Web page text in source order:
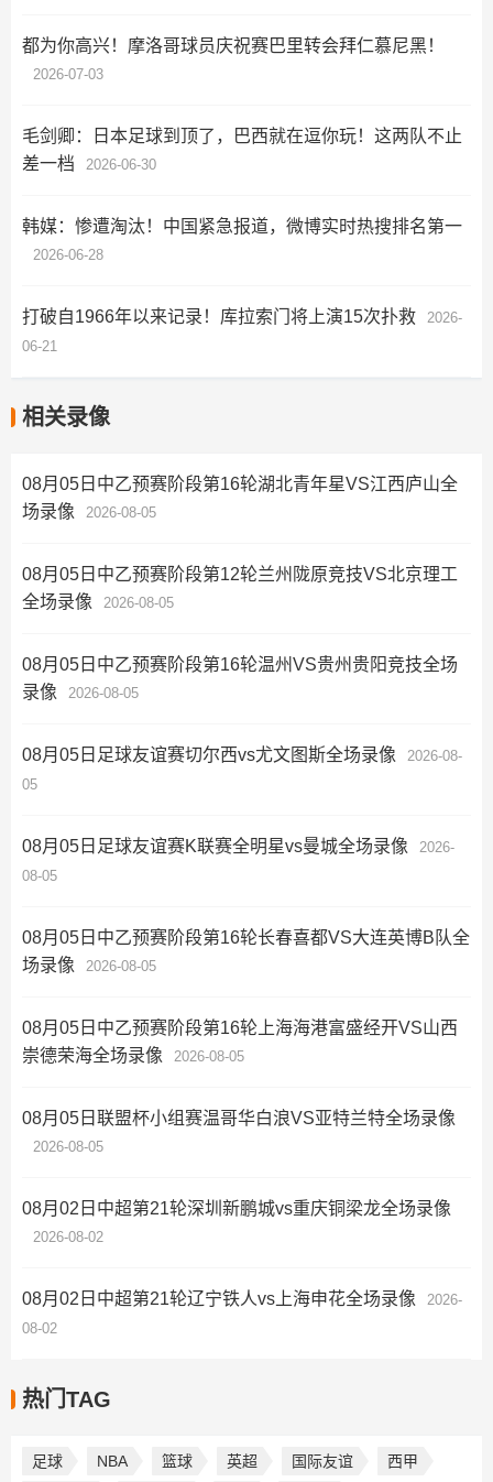
都为你高兴！摩洛哥球员庆祝赛巴里转会拜仁慕尼黑！
2026-07-03
毛剑卿：日本足球到顶了，巴西就在逗你玩！这两队不止
差一档
2026-06-30
韩媒：惨遭淘汰！中国紧急报道，微博实时热搜排名第一
2026-06-28
打破自1966年以来记录！库拉索门将上演15次扑救
2026-
06-21
相关录像
08月05日中乙预赛阶段第16轮湖北青年星VS江西庐山全
场录像
2026-08-05
08月05日中乙预赛阶段第12轮兰州陇原竞技VS北京理工
全场录像
2026-08-05
08月05日中乙预赛阶段第16轮温州VS贵州贵阳竞技全场
录像
2026-08-05
08月05日足球友谊赛切尔西vs尤文图斯全场录像
2026-08-
05
08月05日足球友谊赛K联赛全明星vs曼城全场录像
2026-
08-05
08月05日中乙预赛阶段第16轮长春喜都VS大连英博B队全
场录像
2026-08-05
08月05日中乙预赛阶段第16轮上海海港富盛经开VS山西
崇德荣海全场录像
2026-08-05
08月05日联盟杯小组赛温哥华白浪VS亚特兰特全场录像
2026-08-05
08月02日中超第21轮深圳新鹏城vs重庆铜梁龙全场录像
2026-08-02
08月02日中超第21轮辽宁铁人vs上海申花全场录像
2026-
08-02
热门TAG
足球 NBA 篮球 英超 国际友谊 西甲